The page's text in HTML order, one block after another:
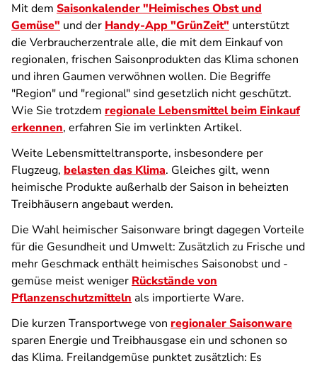
Mit dem Saisonkalender "Heimisches Obst und
Gemüse" und der Handy-App "GrünZeit" unterstützt
die Verbraucherzentrale alle, die mit dem Einkauf von
regionalen, frischen Saisonprodukten das Klima schonen
und ihren Gaumen verwöhnen wollen. Die Begriffe
"Region" und "regional" sind gesetzlich nicht geschützt.
Wie Sie trotzdem regionale Lebensmittel beim Einkauf
erkennen, erfahren Sie im verlinkten Artikel.
Weite Lebensmitteltransporte, insbesondere per
Flugzeug, belasten das Klima. Gleiches gilt, wenn
heimische Produkte außerhalb der Saison in beheizten
Treibhäusern angebaut werden.
Die Wahl heimischer Saisonware bringt dagegen Vorteile
für die Gesundheit und Umwelt: Zusätzlich zu Frische und
mehr Geschmack enthält heimisches Saisonobst und -
gemüse meist weniger Rückstände von
Pflanzenschutzmitteln als importierte Ware.
Die kurzen Transportwege von regionaler Saisonware
sparen Energie und Treibhausgase ein und schonen so
das Klima. Freilandgemüse punktet zusätzlich: Es